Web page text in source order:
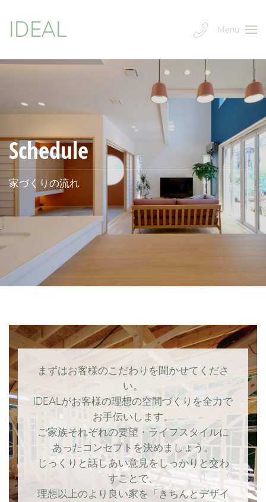
IDEAL Menu
Schedule
家づくりの流れ
まずはお客様のこだわりを聞かせてくださ
い。
IDEALがお客様の理想の空間づくりを全力で
お手伝いします。
ご家族それぞれの要望・ライフスタイルに
あったコンセプトを決めましょう。
じっくりと話しあい意見をしっかりと交わ
すことで、
理想以上のより良い家を「きちんとデザイ